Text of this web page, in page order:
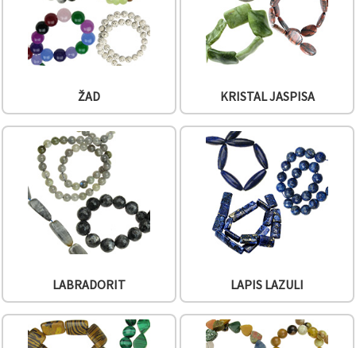
ŽAD KRISTAL JASPISA
LABRADORIT LAPIS LAZULI